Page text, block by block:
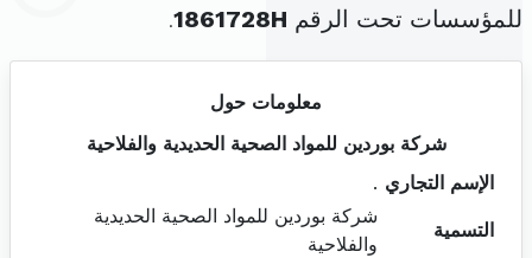
للمؤسسات تحت الرقم 1861728H
.
معلومات حول
شركة بوردين للمواد الصحية الحديدية والفلاحية
الإسم التجاري .
التسمية
شركة بوردين للمواد الصحية الحديدية
والفلاحية